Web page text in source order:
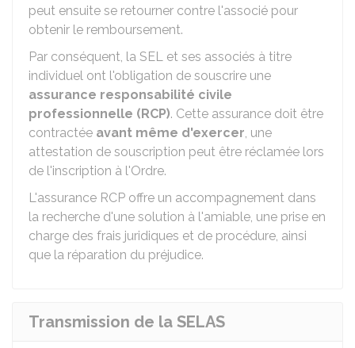
peut ensuite se retourner contre l'associé pour
obtenir le remboursement.
Par conséquent, la SEL et ses associés à titre
individuel ont l'obligation de souscrire une
assurance responsabilité civile
professionnelle (RCP). Cette assurance doit être
contractée avant même d'exercer, une
attestation de souscription peut être réclamée lors
de l'inscription à l'Ordre.
L'assurance RCP offre un accompagnement dans
la recherche d'une solution à l'amiable, une prise en
charge des frais juridiques et de procédure, ainsi
que la réparation du préjudice.
Transmission de la SELAS